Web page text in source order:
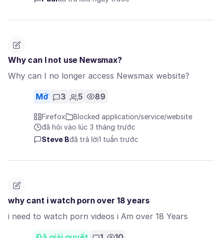
Why can I not use Newsmax?
Why can I no longer access Newsmax website?
Mở 3 5 89
Firefox
Blocked application/service/website
đã hỏi vào lúc 3 tháng trước
Steve Bđã trả lời1 tuần trước
why cant i watch porn over 18 years
i need to watch porn videos i Am over 18 Years